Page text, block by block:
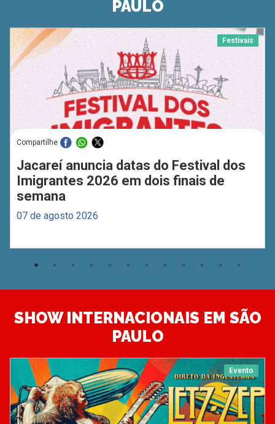
PAULO
Festivais
Compartilhe
Jacareí anuncia datas do Festival dos
Imigrantes 2026 em dois finais de
semana
07 de agosto 2026
SHOW INTERNACIONAIS EM SÃO
PAULO
Evento